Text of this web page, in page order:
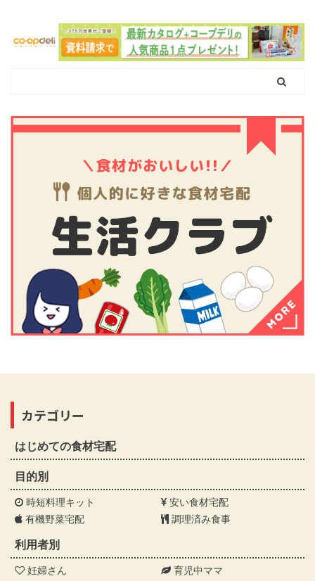
カテゴリー
はじめての食材宅配
目的別
時短料理キット
安い食材宅配
有機野菜宅配
調理済み食事
利用者別
妊婦さん
育児中ママ